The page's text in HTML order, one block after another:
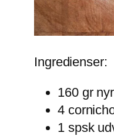
Ingredienser:
160 gr
4
1 spsk